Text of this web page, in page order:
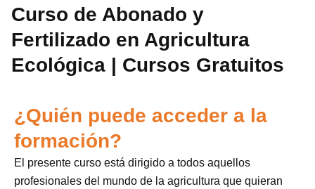
Curso de Abonado y
Fertilizado en Agricultura
Ecológica | Cursos Gratuitos
¿Quién puede acceder a la
formación?
El presente curso está dirigido a todos aquellos
profesionales del mundo de la agricultura que quieran